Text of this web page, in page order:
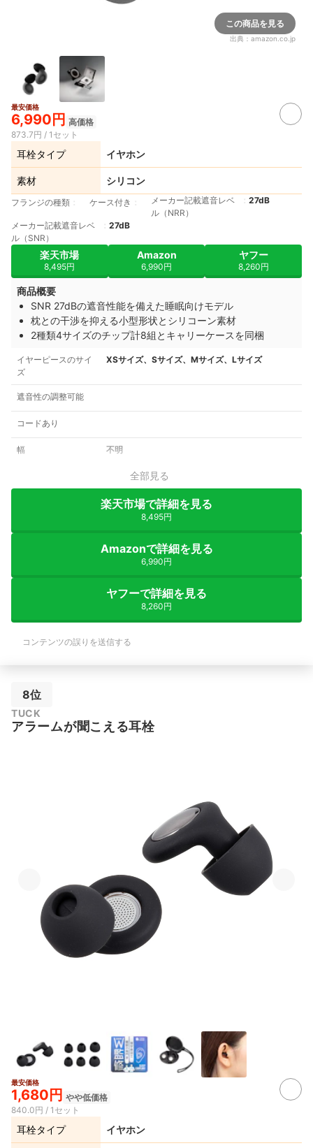
この商品を見る
出典： amazon.co.jp
最安価格
6,990円 高価格
873.7円 / 1セット
耳栓タイプ イヤホン
素材 シリコン
フランジの種類 ケース付き
メーカー記載遮音レベ
ル（NRR）
27dB
メーカー記載遮音レベ
ル（SNR）
27dB
楽天市場
8,495円
Amazon
6,990円
ヤフー
8,260円
商品概要
SNR 27dBの遮音性能を備えた睡眠向けモデル
枕との干渉を抑える小型形状とシリコーン素材
2種類4サイズのチップ計8組とキャリーケースを同梱
イヤーピースのサイ
ズ
XSサイズ、Sサイズ、Mサイズ、Lサイズ
遮音性の調整可能
コードあり
幅 不明
全部見る
楽天市場で詳細を見る
8,495円
Amazonで詳細を見る
6,990円
ヤフーで詳細を見る
8,260円
コンテンツの誤りを送信する
8位
TUCK
アラームが聞こえる耳栓
最安価格
1,680円 やや低価格
840.0円 / 1セット
耳栓タイプ イヤホン